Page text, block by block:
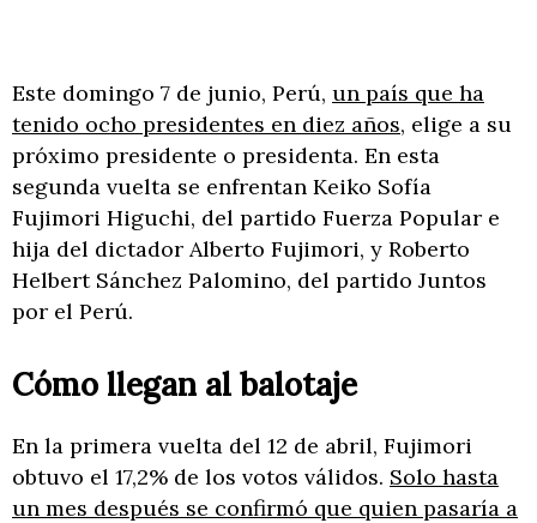
Este domingo 7 de junio, Perú, un país que ha
tenido ocho presidentes en diez años, elige a su
próximo presidente o presidenta. En esta
segunda vuelta se enfrentan Keiko Sofía
Fujimori Higuchi, del partido Fuerza Popular e
hija del dictador Alberto Fujimori, y Roberto
Helbert Sánchez Palomino, del partido Juntos
por el Perú.
Cómo llegan al balotaje
En la primera vuelta del 12 de abril, Fujimori
obtuvo el 17,2% de los votos válidos. Solo hasta
un mes después se confirmó que quien pasaría a